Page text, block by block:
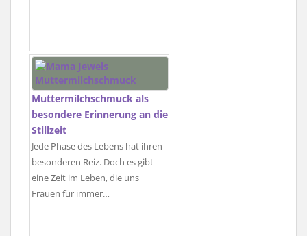
Muttermilchschmuck als
besondere Erinnerung an die
Stillzeit
Jede Phase des Lebens hat ihren
besonderen Reiz. Doch es gibt
eine Zeit im Leben, die uns
Frauen für immer…